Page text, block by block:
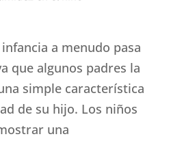
a menudo pasa
que algunos padres la
simple característica
de su hijo. Los niños
una